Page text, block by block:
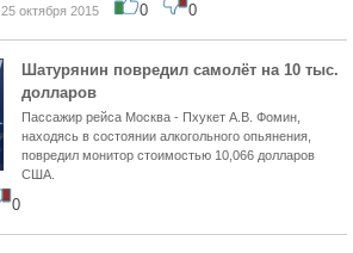
25 октября 2015 0 0
Шатурянин повредил самолёт на 10 тыс.
долларов
Пассажир рейса Москва - Пхукет А.В. Фомин,
находясь в состоянии алкогольного опьянения,
повредил монитор стоимостью 10,066 долларов
США.
0